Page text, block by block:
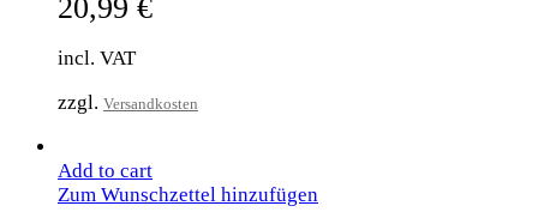
20,99 €
incl. VAT
zzgl. Versandkosten
Add to cart
Zum Wunschzettel hinzufügen